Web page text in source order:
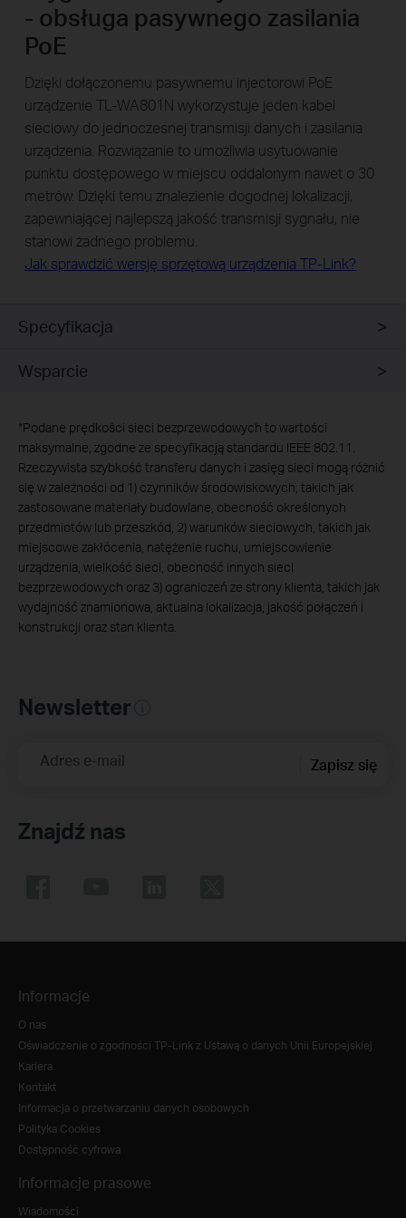
- obsługa pasywnego zasilania
PoE
Dzięki dołączonemu pasywnemu injectorowi PoE
urządzenie TL-WA801N wykorzystuje jeden kabel
sieciowy do jednoczesnej transmisji danych i zasilania
urządzenia. Rozwiązanie to umożliwia usytuowanie
punktu dostępowego w miejscu oddalonym nawet o 30
metrów. Dzięki temu znalezienie dogodnej lokalizacji,
zapewniającej najlepszą jakość transmisji sygnału, nie
stanowi żadnego problemu.
Jak sprawdzić wersję sprzętową urządzenia TP-Link?
Specyfikacja
Wsparcie
*Podane prędkości sieci bezprzewodowych to wartości
maksymalne, zgodne ze specyfikacją standardu IEEE 802.11.
Rzeczywista szybkość transferu danych i zasięg sieci mogą różnić
się w zależności od 1) czynników środowiskowych, takich jak
zastosowane materiały budowlane, obecność określonych
przedmiotów lub przeszkód, 2) warunków sieciowych, takich jak
miejscowe zakłócenia, natężenie ruchu, umiejscowienie
urządzenia, wielkość sieci, obecność innych sieci
bezprzewodowych oraz 3) ograniczeń ze strony klienta, takich jak
wydajność znamionowa, aktualna lokalizacja, jakość połączeń i
konstrukcji oraz stan klienta.
Newsletter
Adres e-mail Zapisz się
Znajdź nas
Informacje
O nas
Oświadczenie o zgodności TP-Link z Ustawą o danych Unii Europejskiej
Kariera
Kontakt
Informacja o przetwarzaniu danych osobowych
Polityka Cookies
Dostępność cyfrowa
Informacje prasowe
Wiadomości